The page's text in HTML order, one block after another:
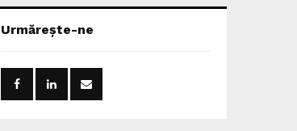
h
o
:
Urmărește-ne